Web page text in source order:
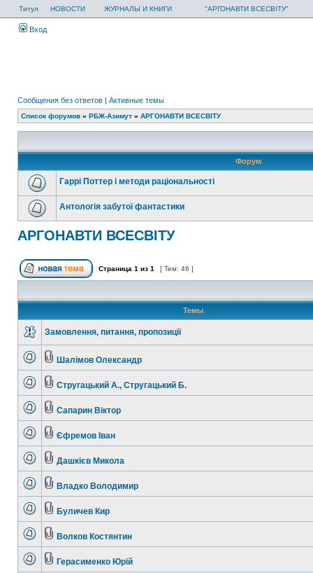
Титул НОВОСТИ ЖУРНАЛЫ И КНИГИ "АРГОНАВТИ ВСЕСВІТУ"
Вход
Сообщения без ответов | Активные темы
Список форумов » РБЖ-Азимут » АРГОНАВТИ ВСЕСВIТУ
Форум
Гаррі Поттер і методи раціональності
Антологія забутої фантастики
АРГОНАВТИ ВСЕСВIТУ
Страница 1 из 1 [ Тем: 46 ]
Темы
Замовлення, питання, пропозиції
Шалімов Олександр
Стругацький А., Стругацький Б.
Сапарин Віктор
Єфремов Іван
Дашкієв Микола
Владко Володимир
Буличев Кир
Волков Костянтин
Герасименко Юрій